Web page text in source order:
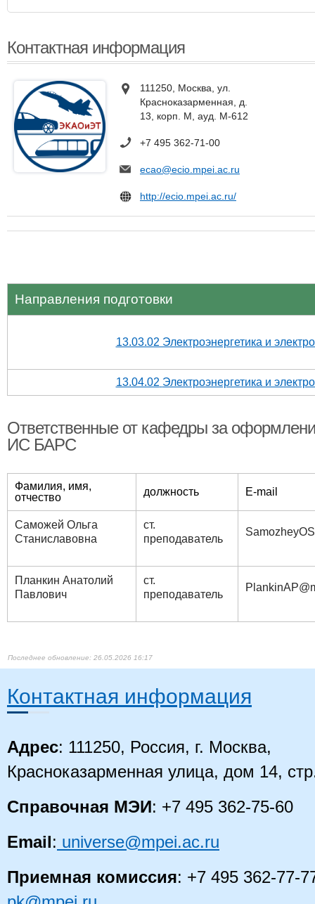
Контактная информация
111250, Москва, ул.
Красноказарменная, д.
13, корп. М, ауд. М-612
+7 495 362-71-00
ecao@ecio.mpei.ac.ru
http://ecio.mpei.ac.ru/
​Направления подготовки
13.03.02 Электроэнергетика и
13.04.02 Электроэнергетика и
Ответственные от кафедры за
ИС БАРС
Фамилия, имя,
отчество
должность E-mail
Саможей Ольга
Станиславовна
ст.
преподаватель
Планкин Анатолий
Павлович
ст.
преподаватель
26.05.2026 16:17
Контактная информация
Адрес: 111250, Россия, г. Москва,
Красноказарменная улица, дом 14,
Справочная МЭИ: +7 495 362-75-60
Email: universe@mpei.ac.ru
Приемная комиссия: +7 495 362-77-